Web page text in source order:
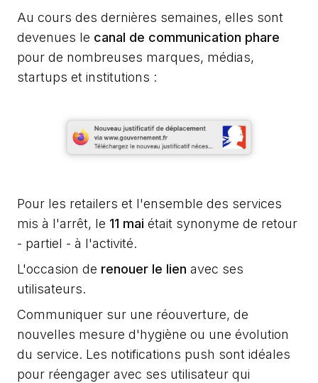
Au cours des dernières semaines, elles sont
devenues le canal de communication phare
pour de nombreuses marques, médias,
startups et institutions :
Pour les retailers et l'ensemble des services
mis à l'arrêt, le 11 mai était synonyme de retour
- partiel - à l'activité.
L'occasion de renouer le lien avec ses
utilisateurs.
Communiquer sur une réouverture, de
nouvelles mesure d'hygiène ou une évolution
du service. Les notifications push sont idéales
pour réengager avec ses utilisateur qui